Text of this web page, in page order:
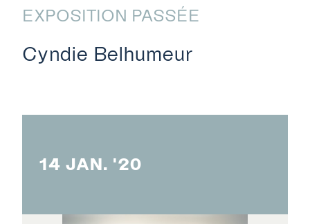
EXPOSITION PASSÉE
Cyndie Belhumeur
14 JAN. '20